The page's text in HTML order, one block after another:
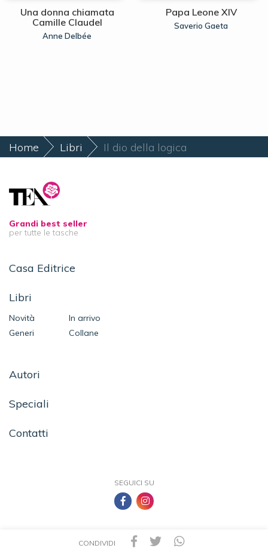
Una donna chiamata
Camille Claudel
Anne Delbée
Papa Leone XIV
Saverio Gaeta
CONDIVIDI
Home Libri Il dio della logica
Grandi best seller
per tutte le tasche
Casa Editrice
Libri
Novità
In arrivo
Generi
Collane
Autori
Speciali
Contatti
SEGUICI SU